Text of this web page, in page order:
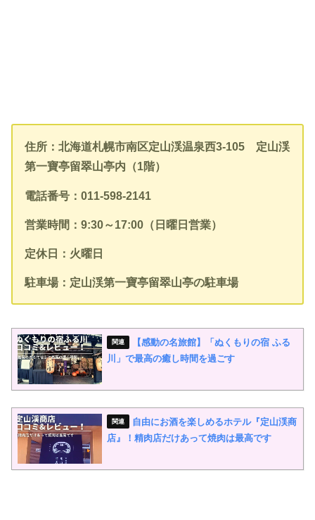
住所：北海道札幌市南区定山渓温泉西3-105 定山渓
第一寶亭留翠山亭内（1階）
電話番号：011-598-2141
営業時間：9:30～17:00（日曜日営業）
定休日：火曜日
駐車場：定山渓第一寶亭留翠山亭の駐車場
【感動の名旅館】「ぬくもりの宿 ふる
川」で最高の癒し時間を過ごす
自由にお酒を楽しめるホテル『定山渓商
店』！精肉店だけあって焼肉は最高です